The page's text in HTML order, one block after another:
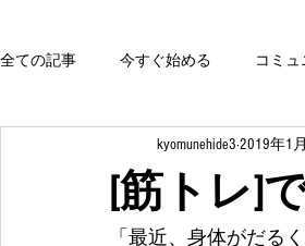
全ての記事 今すぐ始める コミュ
[筋トレ]
kyomunehide3 2019年1
「最近、身体がだる